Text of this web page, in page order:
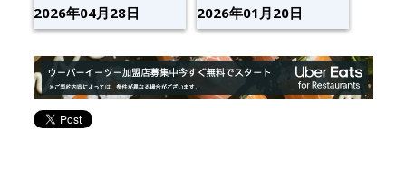
2026年04月28日 2026年01月20日